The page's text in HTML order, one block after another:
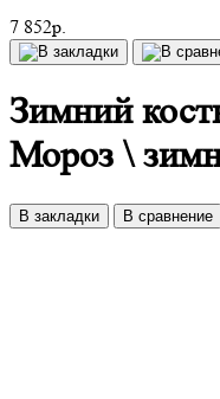
7 852р.
Зимний
Мороз \
В закладки В сравнение